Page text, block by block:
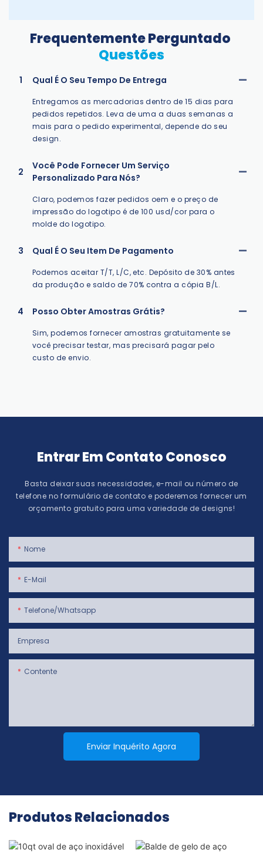
Frequentemente Perguntado
Questões
1 Qual É O Seu Tempo De Entrega
Entregamos as mercadorias dentro de 15 dias para
pedidos repetidos. Leva de uma a duas semanas a
mais para o pedido experimental, depende do seu
design.
2
Você Pode Fornecer Um Serviço
Personalizado Para Nós?
Claro, podemos fazer pedidos oem e o preço de
impressão do logotipo é de 100 usd/cor para o
molde do logotipo.
3 Qual É O Seu Item De Pagamento
Podemos aceitar T/T, L/C, etc. Depósito de 30% antes
da produção e saldo de 70% contra a cópia B/L.
4 Posso Obter Amostras Grátis?
Sim, podemos fornecer amostras gratuitamente se
você precisar testar, mas precisará pagar pelo
custo de envio.
Entrar Em Contato Conosco
Basta deixar suas necessidades, e-mail ou número de
telefone no formulário de contato e poderemos fornecer um
orçamento gratuito para uma variedade de designs!
Nome
E-Mail
Telefone/whatsapp
Empresa
Contente
Enviar Inquérito Agora
Produtos Relacionados